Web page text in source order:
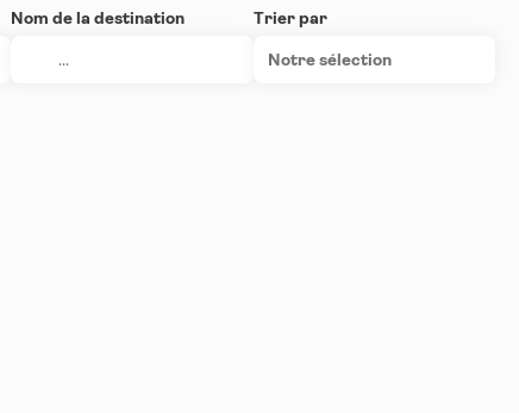
Nom de la destination Trier par
Notre sélection